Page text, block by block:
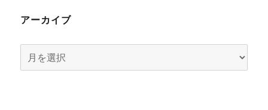
アーカイブ
ー